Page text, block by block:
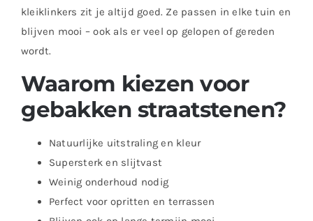
kleiklinkers zit je altijd goed. Ze passen in elke tuin en
blijven mooi – ook als er veel op gelopen of gereden
wordt.
Waarom kiezen voor
gebakken straatstenen?
Natuurlijke uitstraling en kleur
Supersterk en slijtvast
Weinig onderhoud nodig
Perfect voor opritten en terrassen